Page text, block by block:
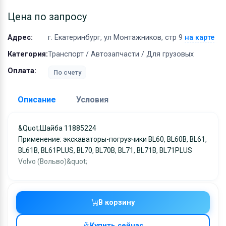
В корзину
Цена по запросу
Адрес: г. Екатеринбург, ул Монтажников, стр 9 на карте
Категория:Транспорт / Автозапчасти / Для грузовых
Оплата:
По счету
Описание Условия
&quot;Шайба 11885224
Применение: экскаваторы-погрузчики BL60, BL60B, BL61,
BL61B, BL61PLUS, BL70, BL70B, BL71, BL71B, BL71PLUS
Volvo (Вольво)&quot;
Доставка:
Адрес самовывоза:г. Екатеринбург, ул
Монтажников, стр 9
Условия и гарантии:
после получения оплаты и отправляются через UPS
отслеживанием местоположения посылки и
без обязательной подписи. При выборе доставки
Материалы